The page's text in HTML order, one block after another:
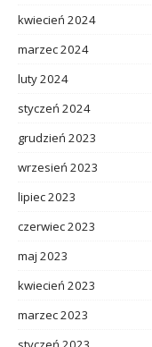
kwiecień 2024
marzec 2024
luty 2024
styczeń 2024
grudzień 2023
wrzesień 2023
lipiec 2023
czerwiec 2023
maj 2023
kwiecień 2023
marzec 2023